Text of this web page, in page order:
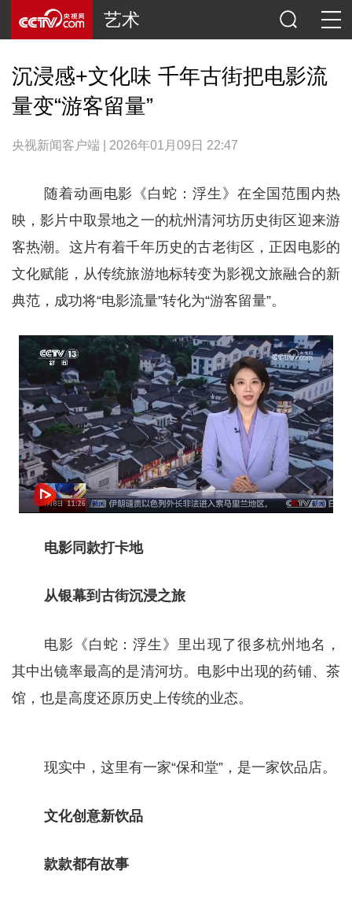
艺术
沉浸感+文化味 千年古街把电影流
量变“游客留量”
央视新闻客户端 | 2026年01月09日 22:47
随着动画电影《白蛇：浮生》在全国范围内热
映，影片中取景地之一的杭州清河坊历史街区迎来游
客热潮。这片有着千年历史的古老街区，正因电影的
文化赋能，从传统旅游地标转变为影视文旅融合的新
典范，成功将“电影流量”转化为“游客留量”。
电影同款打卡地
从银幕到古街沉浸之旅
电影《白蛇：浮生》里出现了很多杭州地名，
其中出镜率最高的是清河坊。电影中出现的药铺、茶
馆，也是高度还原历史上传统的业态。
现实中，这里有一家“保和堂”，是一家饮品店。
文化创意新饮品
款款都有故事